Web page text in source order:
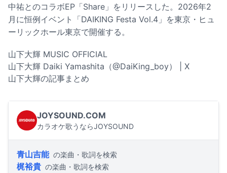
中祐とのコラボEP「Share」をリリースした。2026年2
月に恒例イベント「DAIKING Festa Vol.4」を東京・ヒュ
ーリックホール東京で開催する。
山下大輝 MUSIC OFFICIAL
山下大輝 Daiki Yamashita（@DaiKing_boy） | X
山下大輝の記事まとめ
JOYSOUND.COM
カラオケ歌うならJOYSOUND
青山吉能 の楽曲・歌詞を検索
梶裕貴 の楽曲・歌詞を検索